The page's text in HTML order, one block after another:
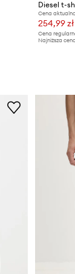
Diesel t-
Cena
254,99 zł
Cena
Najniższa